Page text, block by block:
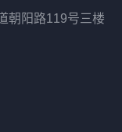
朝阳路119号三楼